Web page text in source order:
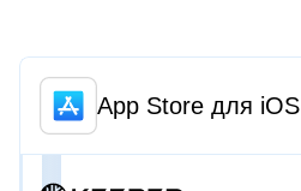
App Store для iOS